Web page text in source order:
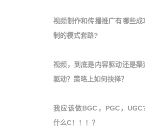
视频制作和传播推广有哪些成
制的模式套路?
视频，到底是内容驱动还是渠
驱动？策略上如何抉择？
我应该做BGC ， PGC， UGC
什么C！！！？